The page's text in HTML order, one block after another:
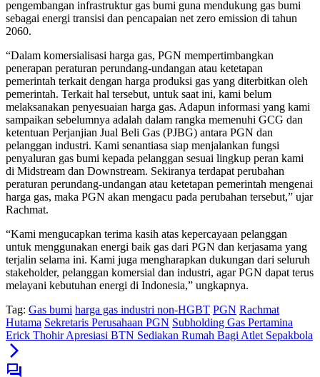
pengembangan infrastruktur gas bumi guna mendukung gas bumi
sebagai energi transisi dan pencapaian net zero emission di tahun
2060.
“Dalam komersialisasi harga gas, PGN mempertimbangkan
penerapan peraturan perundang-undangan atau ketetapan
pemerintah terkait dengan harga produksi gas yang diterbitkan oleh
pemerintah. Terkait hal tersebut, untuk saat ini, kami belum
melaksanakan penyesuaian harga gas. Adapun informasi yang kami
sampaikan sebelumnya adalah dalam rangka memenuhi GCG dan
ketentuan Perjanjian Jual Beli Gas (PJBG) antara PGN dan
pelanggan industri. Kami senantiasa siap menjalankan fungsi
penyaluran gas bumi kepada pelanggan sesuai lingkup peran kami
di Midstream dan Downstream. Sekiranya terdapat perubahan
peraturan perundang-undangan atau ketetapan pemerintah mengenai
harga gas, maka PGN akan mengacu pada perubahan tersebut,” ujar
Rachmat.
“Kami mengucapkan terima kasih atas kepercayaan pelanggan
untuk menggunakan energi baik gas dari PGN dan kerjasama yang
terjalin selama ini. Kami juga mengharapkan dukungan dari seluruh
stakeholder, pelanggan komersial dan industri, agar PGN dapat terus
melayani kebutuhan energi di Indonesia,” ungkapnya.
Tag: Gas bumi harga gas industri non-HGBT PGN Rachmat
Hutama Sekretaris Perusahaan PGN Subholding Gas Pertamina
Erick Thohir Apresiasi BTN Sediakan Rumah Bagi Atlet Sepakbola